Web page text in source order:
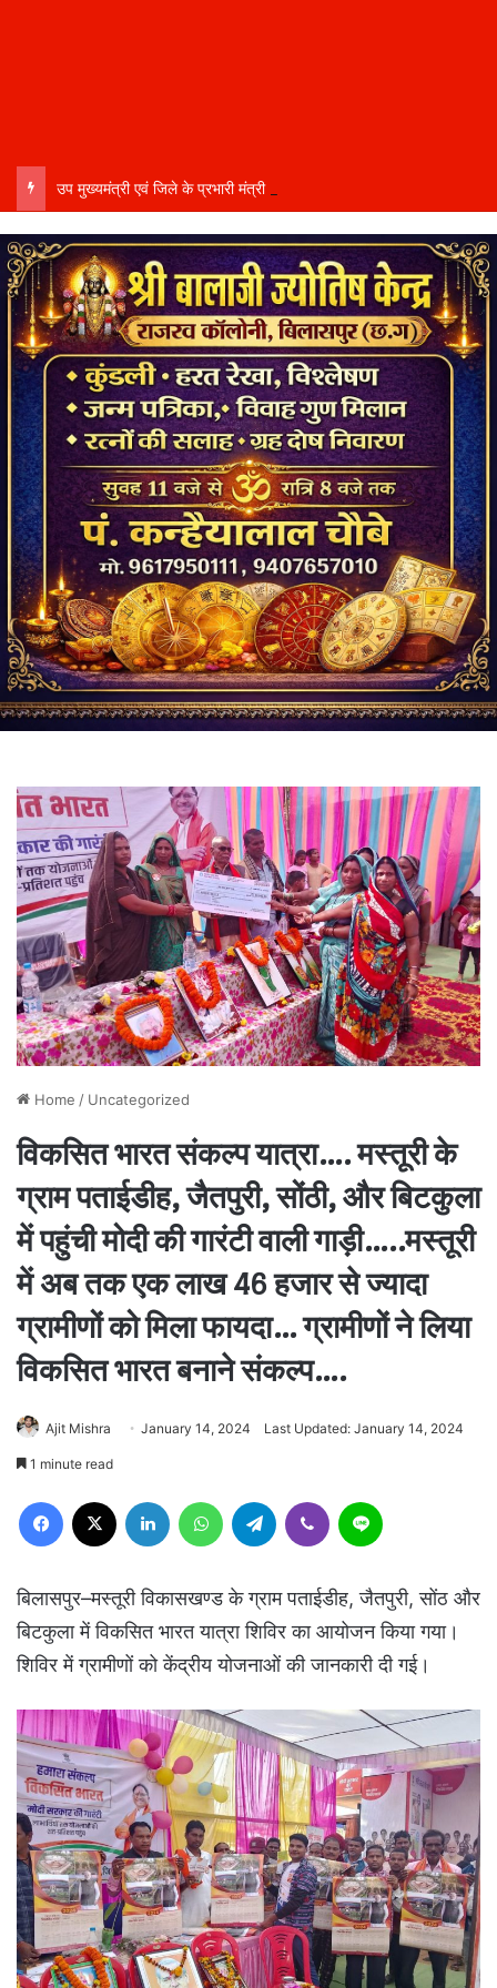
Home / Uncategorized
विकसित भारत संकल्प यात्रा…. मस्तूरी के
ग्राम पताईडीह, जैतपुरी, सोंठी, और बिटकुला
में पहुंची मोदी की गारंटी वाली गाड़ी…..मस्तूरी
में अब तक एक लाख 46 हजार से ज्यादा
ग्रामीणों को मिला फायदा… ग्रामीणों ने लिया
विकसित भारत बनाने संकल्प….
Ajit Mishra January 14, 2024 Last Updated: January 14, 2024
1 minute read
Facebook LinkedIn WhatsAppTelegram Viber
बिलासपुर–मस्तूरी विकासखण्ड के ग्राम पताईडीह, जैतपुरी, सोंठ और
बिटकुला में विकसित भारत यात्रा शिविर का आयोजन किया गया।
शिविर में ग्रामीणों को केंद्रीय योजनाओं की जानकारी दी गई।